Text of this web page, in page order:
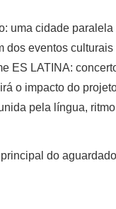
uma cidade
dos eventos
ES LATINA:
o impacto do
pela língua,
do